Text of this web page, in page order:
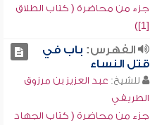
جزء من محاضرة ( كتاب الطلاق
[1])
الفهرس: باب في
قتل النساء
للشيخ: عبد العزيز بن مرزوق
الطريفي
جزء من محاضرة ( كتاب الجهاد